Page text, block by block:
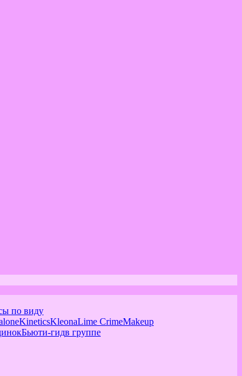
по виду
KineticsKleonaLime CrimeMakeup
Бьюти-гидв группе